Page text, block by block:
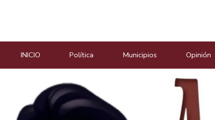
INICIO Política Municipios Opinión